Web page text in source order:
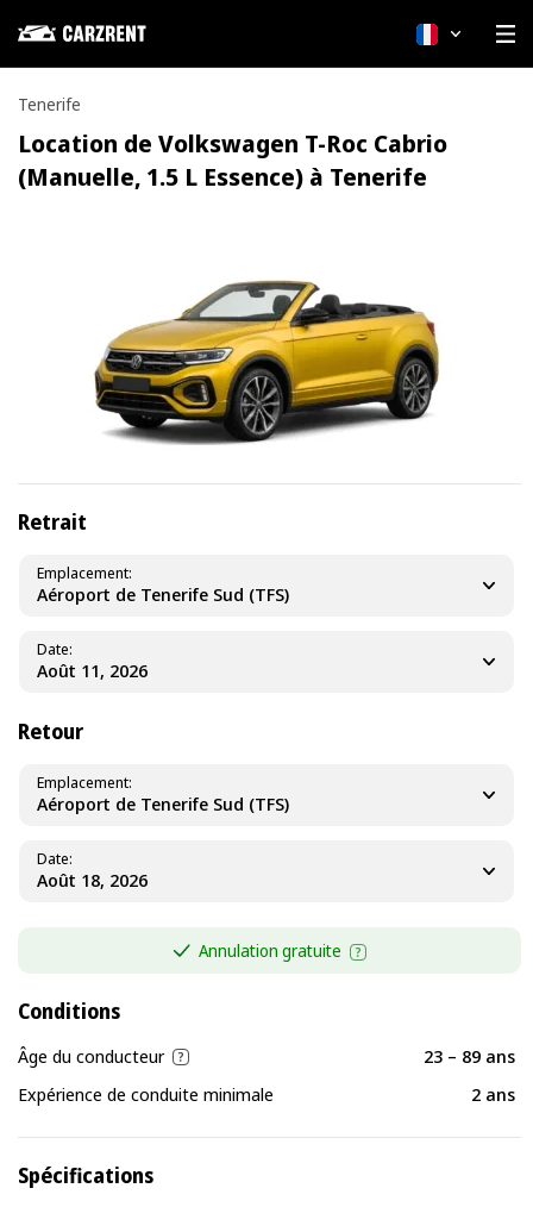
Français
Tenerife
Location de Volkswagen T-Roc Cabrio
(Manuelle, 1.5 L Essence) à Tenerife
Retrait
Aéroport de Tenerife Sud (TFS)
Emplacement
Date
Retour
Aéroport de Tenerife Sud (TFS)
Emplacement
Date
Annulation gratuite
Conditions
Âge du conducteur
23 – 89 ans
Expérience de conduite minimale
2 ans
Spécifications